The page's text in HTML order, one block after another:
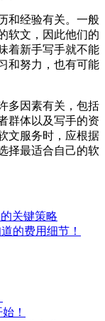
经验有关。一般
软文，因此他们的
着新手写手就不能
和努力，也有可能
因素有关，包括
群体以及写手的资
文服务时，应根据
择最适合自己的软
关键策略
的费用细节！
！